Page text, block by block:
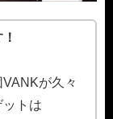
が久々
トは